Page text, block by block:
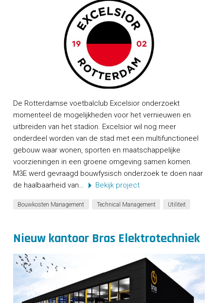
De Rotterdamse voetbalclub Excelsior onderzoekt
momenteel de mogelijkheden voor het vernieuwen en
uitbreiden van het stadion. Excelsior wil nog meer
onderdeel worden van de stad met een multifunctioneel
gebouw waar wonen, sporten en maatschappelijke
voorzieningen in een groene omgeving samen komen.
M3E werd gevraagd bouwfysisch onderzoek te doen naar
de haalbaarheid van…
Bekijk project
Bouwkosten Management Technical Management Utiliteit
Nieuw kantoor Bras Elektrotechniek